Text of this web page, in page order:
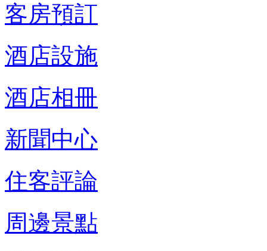
客房預訂
酒店設施
酒店相冊
新聞中心
住客評論
周邊景點